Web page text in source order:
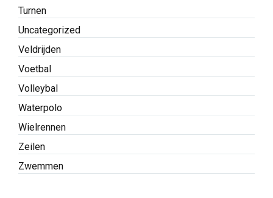
Volleybal
Waterpolo
Wielrennen
Zeilen
Zwemmen
Let op: Algemene- en bonus-voorwaarden van elke bookmaker zijn altijd van